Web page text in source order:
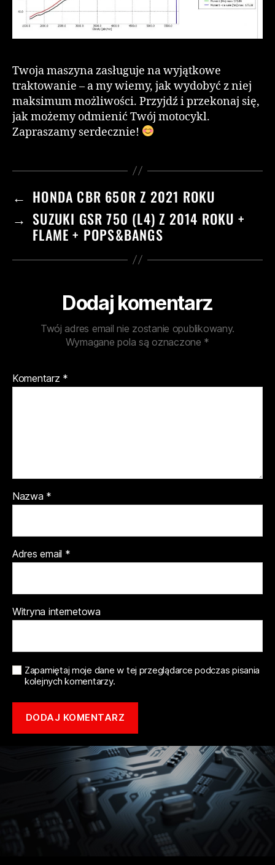
Twoja maszyna zasługuje na wyjątkowe
traktowanie – a my wiemy, jak wydobyć z niej
maksimum możliwości. Przyjdź i przekonaj się,
jak możemy odmienić Twój motocykl.
Zapraszamy serdecznie!
← HONDA CBR 650R Z 2021 ROKU
→ SUZUKI GSR 750 (L4) Z 2014 ROKU +
FLAME + POPS&BANGS
Dodaj komentarz
Twój adres email nie zostanie opublikowany.
Wymagane pola są oznaczone *
Komentarz *
Nazwa *
Adres email *
Witryna internetowa
Zapamiętaj moje dane w tej przeglądarce podczas pisania
kolejnych komentarzy.
Copyright © 2021 mototune.com.pl |Polityka prywatności| Stworzone w
ramachatwi.pl